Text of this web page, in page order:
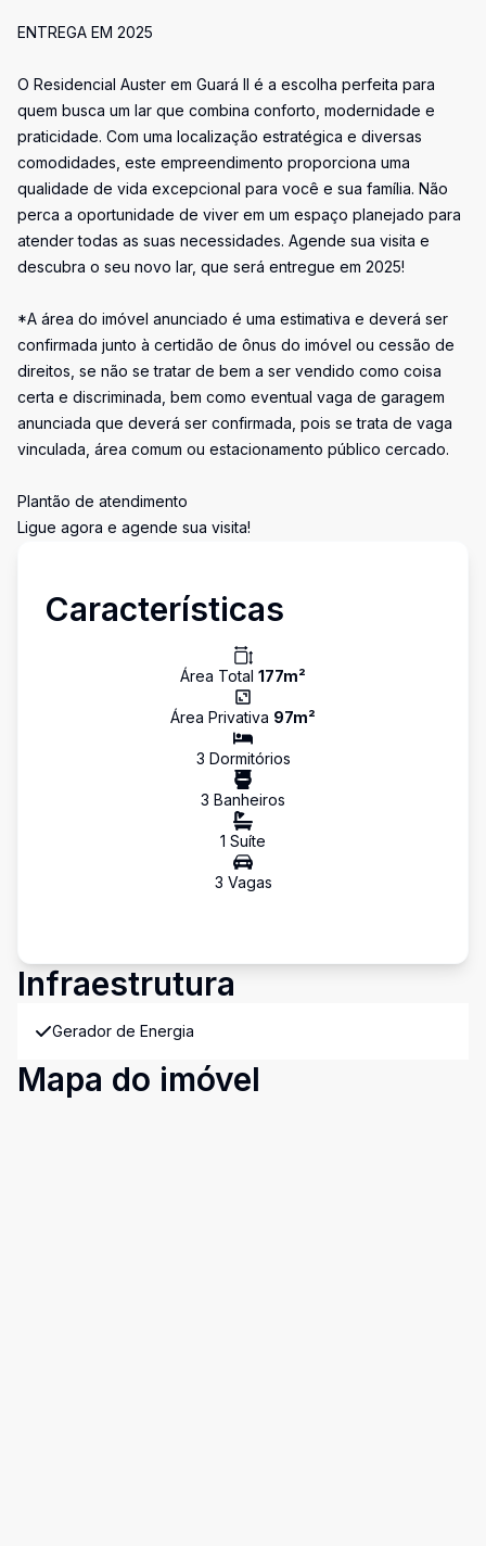
ENTREGA EM 2025
O Residencial Auster em Guará II é a escolha perfeita para
quem busca um lar que combina conforto, modernidade e
praticidade. Com uma localização estratégica e diversas
comodidades, este empreendimento proporciona uma
qualidade de vida excepcional para você e sua família. Não
perca a oportunidade de viver em um espaço planejado para
atender todas as suas necessidades. Agende sua visita e
descubra o seu novo lar, que será entregue em 2025!
*A área do imóvel anunciado é uma estimativa e deverá ser
confirmada junto à certidão de ônus do imóvel ou cessão de
direitos, se não se tratar de bem a ser vendido como coisa
certa e discriminada, bem como eventual vaga de garagem
anunciada que deverá ser confirmada, pois se trata de vaga
vinculada, área comum ou estacionamento público cercado.
Plantão de atendimento
Ligue agora e agende sua visita!
Características
Área Total 177m²
Área Privativa 97m²
3 Dormitórios
3 Banheiros
1 Suíte
3 Vagas
Infraestrutura
Gerador de Energia
Mapa do imóvel